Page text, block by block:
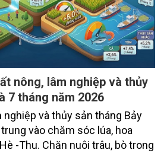
nông, lâm nghiệp và thủy
7 tháng năm 2026
nghiệp và thủy sản tháng Bảy
vào chăm sóc lúa, hoa
-Thu. Chăn nuôi trâu, bò trong